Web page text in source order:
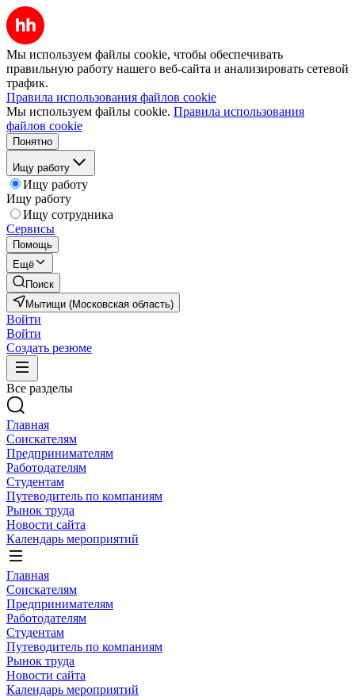
Мы используем файлы cookie, чтобы обеспечивать
правильную работу нашего веб-сайта и анализировать сетевой
трафик.
Правила использования файлов cookie
Мы используем файлы cookie. Правила использования
файлов cookie
Понятно
Ищу работу
Ищу работу
Ищу работу
Ищу сотрудника
Сервисы
Помощь
Ещё
Поиск
Мытищи (Московская область)
Войти
Войти
Создать резюме
Все разделы
Главная
Соискателям
Предпринимателям
Работодателям
Студентам
Путеводитель по компаниям
Рынок труда
Новости сайта
Календарь мероприятий
Главная
Соискателям
Предпринимателям
Работодателям
Студентам
Путеводитель по компаниям
Рынок труда
Новости сайта
Календарь мероприятий